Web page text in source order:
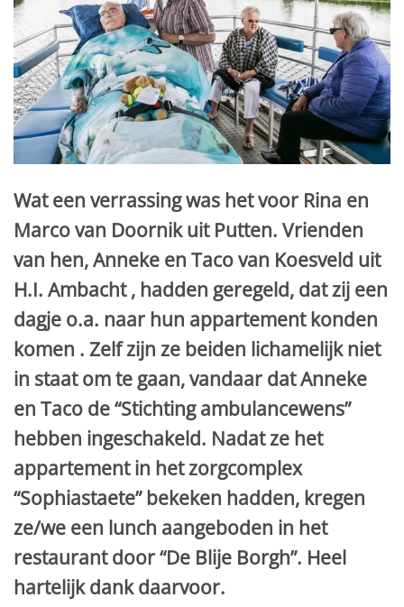
Wat een verrassing was het voor Rina en
Marco van Doornik uit Putten. Vrienden
van hen, Anneke en Taco van Koesveld uit
H.I. Ambacht , hadden geregeld, dat zij een
dagje o.a. naar hun appartement konden
komen . Zelf zijn ze beiden lichamelijk niet
in staat om te gaan, vandaar dat Anneke
en Taco de “Stichting ambulancewens”
hebben ingeschakeld. Nadat ze het
appartement in het zorgcomplex
“Sophiastaete” bekeken hadden, kregen
ze/we een lunch aangeboden in het
restaurant door “De Blije Borgh”. Heel
hartelijk dank daarvoor.